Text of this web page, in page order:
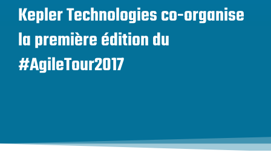
Kepler Technologies co-organise
la première édition du
#AgileTour2017